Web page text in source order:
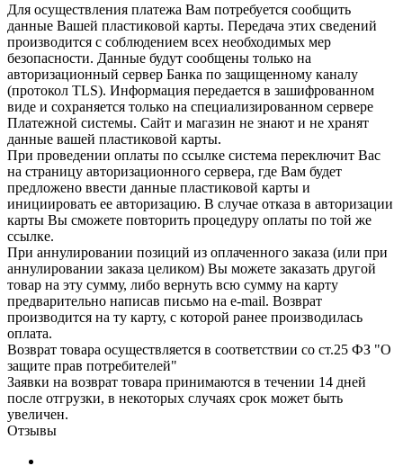
Для осуществления платежа Вам потребуется сообщить
данные Вашей пластиковой карты. Передача этих сведений
производится с соблюдением всех необходимых мер
безопасности. Данные будут сообщены только на
авторизационный сервер Банка по защищенному каналу
(протокол TLS). Информация передается в зашифрованном
виде и сохраняется только на специализированном сервере
Платежной системы. Сайт и магазин не знают и не хранят
данные вашей пластиковой карты.
При проведении оплаты по ссылке система переключит Вас
на страницу авторизационного сервера, где Вам будет
предложено ввести данные пластиковой карты и
инициировать ее авторизацию. В случае отказа в авторизации
карты Вы сможете повторить процедуру оплаты по той же
ссылке.
При аннулировании позиций из оплаченного заказа (или при
аннулировании заказа целиком) Вы можете заказать другой
товар на эту сумму, либо вернуть всю сумму на карту
предварительно написав письмо на e-mail. Возврат
производится на ту карту, с которой ранее производилась
оплата.
Возврат товара осуществляется в соответствии со ст.25 ФЗ "О
защите прав потребителей"
Заявки на возврат товара принимаются в течении 14 дней
после отгрузки, в некоторых случаях срок может быть
увеличен.
Отзывы